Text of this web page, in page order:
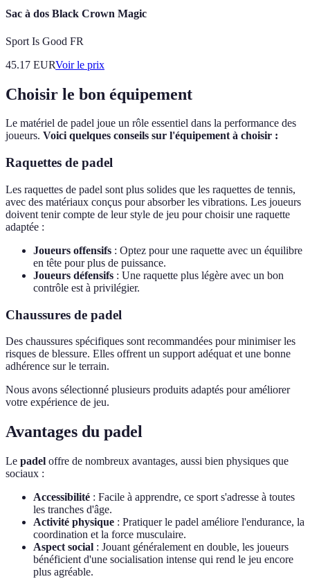
Sac à dos Black Crown Magic
Sport Is Good FR
45.17 EURVoir le prix
Choisir le bon équipement
Le matériel de padel joue un rôle essentiel dans la performance des
joueurs. Voici quelques conseils sur l'équipement à choisir :
Raquettes de padel
Les raquettes de padel sont plus solides que les raquettes de tennis,
avec des matériaux conçus pour absorber les vibrations. Les joueurs
doivent tenir compte de leur style de jeu pour choisir une raquette
adaptée :
Joueurs offensifs : Optez pour une raquette avec un équilibre
en tête pour plus de puissance.
Joueurs défensifs : Une raquette plus légère avec un bon
contrôle est à privilégier.
Chaussures de padel
Des chaussures spécifiques sont recommandées pour minimiser les
risques de blessure. Elles offrent un support adéquat et une bonne
adhérence sur le terrain.
Nous avons sélectionné plusieurs produits adaptés pour améliorer
votre expérience de jeu.
Avantages du padel
Le padel offre de nombreux avantages, aussi bien physiques que
sociaux :
Accessibilité : Facile à apprendre, ce sport s'adresse à toutes
les tranches d'âge.
Activité physique : Pratiquer le padel améliore l'endurance, la
coordination et la force musculaire.
Aspect social : Jouant généralement en double, les joueurs
bénéficient d'une socialisation intense qui rend le jeu encore
plus agréable.